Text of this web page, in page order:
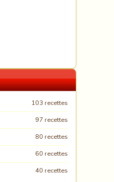
103 recettes
97 recettes
80 recettes
60 recettes
40 recettes